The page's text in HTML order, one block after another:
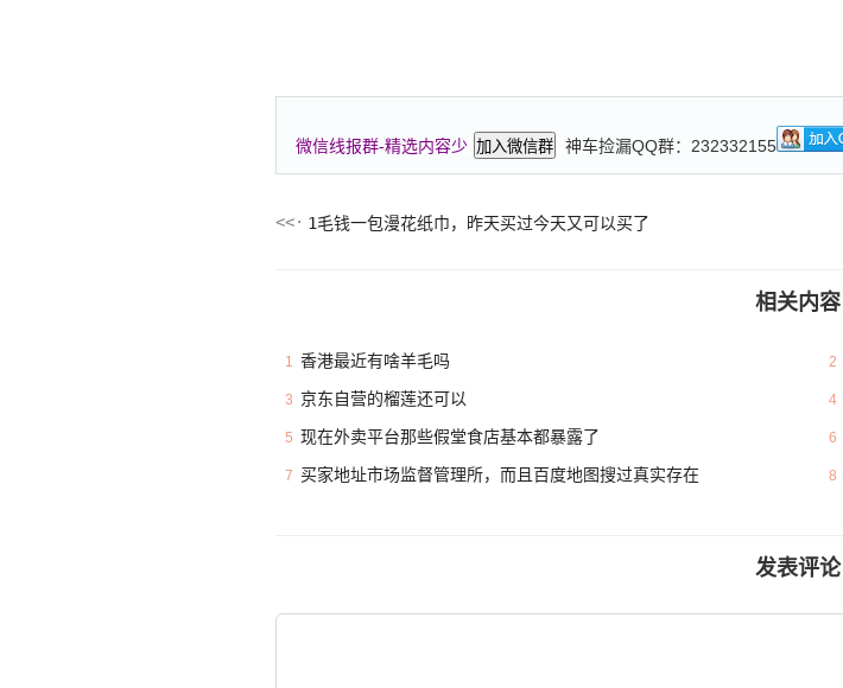
微信线报群-精选内容少 加入微信群 神车捡漏QQ群：232332155
1毛钱一包漫花纸巾，昨天买过今天又可以买了
相关内容
1 香港最近有啥羊毛吗 2
3 京东自营的榴莲还可以 4
5 现在外卖平台那些假堂食店基本都暴露了 6
7 买家地址市场监督管理所，而且百度地图搜过真实存在 8
发表评论